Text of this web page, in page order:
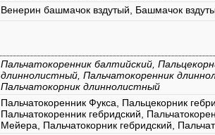
Венерин башмачок вздутый, Башмачок
Пальчатокоренник балтийский,
длиннолистный, Пальчатокоренник
Пальчатокорник длиннолистный
Пальчатокоренник Фукса, Пальцекорник
Пальчатокоренник гебридский,
Мейера, Пальчатокорник гебридский,